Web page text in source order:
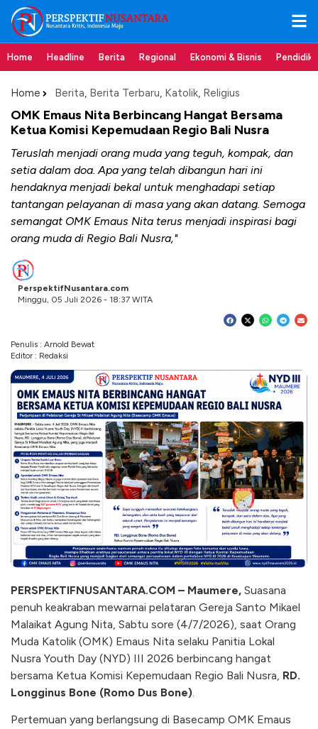
Home Headline Berita Regional Ekonomi & Bisnis
Home Berita, Berita Terbaru, Katolik, Religius
OMK Emaus Nita Berbincang Hangat Bersama
Ketua Komisi Kepemudaan Regio Bali Nusra
Teruslah menjadi orang muda yang teguh, kompak, dan
setia dalam doa. Apa yang telah dibangun hari ini
hendaknya menjadi bekal untuk menghadapi setiap
tantangan pelayanan di masa yang akan datang. Semoga
semangat OMK Emaus Nita terus menjadi inspirasi bagi
orang muda di Regio Bali Nusra,"
PerspektifNusantara.com
Minggu, 05 Juli 2026 - 18:37 WITA
Penulis : Arnold Bewat
Editor : Redaksi
PERSPEKTIFNUSANTARA.COM – Maumere, Suasana
penuh keakraban mewarnai pelataran Gereja Santo Mikael
Malaikat Agung Nita, Sabtu sore (4/7/2026), saat Orang
Muda Katolik (OMK) Emaus Nita selaku Panitia Lokal
Nusra Youth Day (NYD) III 2026 berbincang hangat
bersama Ketua Komisi Kepemudaan Regio Bali Nusra, RD.
Longginus Bone (Romo Dus Bone)
Pertemuan yang berlangsung di Basecamp OMK Emaus